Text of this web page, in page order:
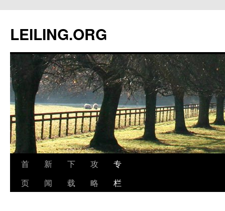
文
LEILING.ORG
首
页
新
闻
下
载
攻
略
专
栏